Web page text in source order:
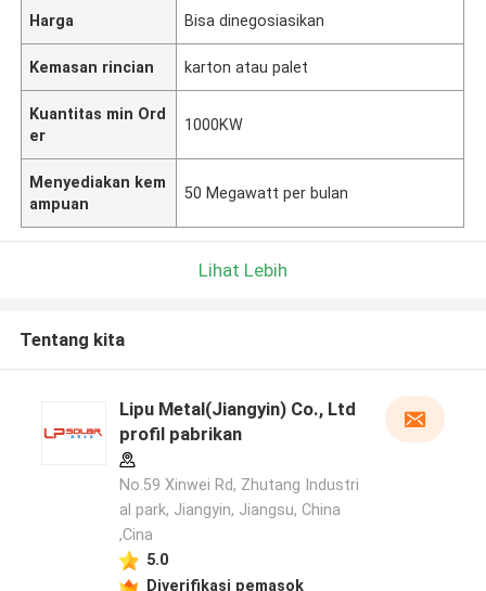
Harga Bisa dinegosiasikan
Kemasan rincian karton atau palet
Kuantitas min Ord
er
1000KW
Menyediakan kem
ampuan
50 Megawatt per bulan
Lihat Lebih
Tentang kita
Lipu Metal(Jiangyin) Co., Ltd
profil pabrikan
No.59 Xinwei Rd, Zhutang Industri
al park, Jiangyin, Jiangsu, China
,Cina
5.0
Diverifikasi pemasok